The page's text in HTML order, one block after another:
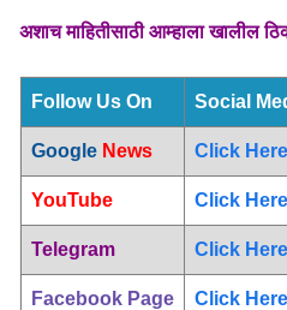
अशाच माहितीसाठी आम्हाला खालील
Follow Us On Social
Google News Click Here
YouTube Click Here
Telegram Click Here
Facebook Page Click Here